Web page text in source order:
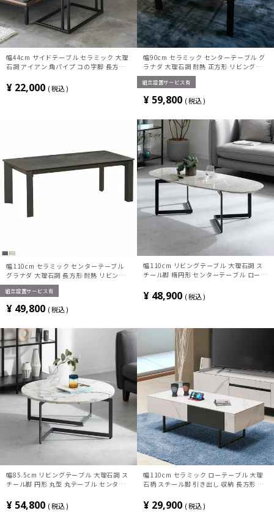
幅44cm サイドテーブル セラミック 大理
石調 アイアン 角パイプ コの字脚 長方形
シンプル モダン リビング 寝室 黒 ブラッ
ク
¥ 22,000 税込
幅90cm セラミック センターテーブル グ
ラナダ 大理石調 耐熱 正方形 リビングテ
ーブル ローテーブル おしゃれ モノトーン
モダン リビング グレー ホワイト 白
組立設置サービス有
¥ 59,800 税込
幅110cm セラミック センターテーブル
グラナダ 大理石調 長方形 耐熱 リビング
テーブル ローテーブル おしゃれ モノトー
ン モダン リビング グレー ホワイト 白
組立設置サービス有
¥ 49,800 税込
幅110cm リビングテーブル 大理石調 ス
チール脚 楕円形 センターテーブル ローテ
シンプル モダン モノトーン
¥ 48,900 税込
幅85.5cm リビングテーブル 大理石調 ス
チール脚 円形 丸型 丸テーブル センター
シンプル モダン モノトーン
¥ 54,800 税込
幅110cm セラミック ローテーブル 大理
石柄 スチール脚 引き出し 収納 長方形 座
ブル おしゃれ 白 ホワイト グレー ルンバ
¥ 29,900 税込